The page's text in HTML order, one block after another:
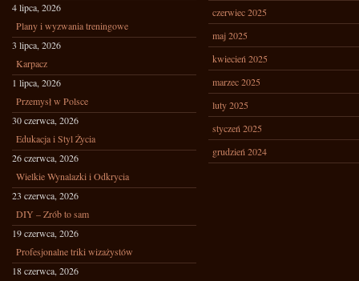
4 lipca, 2026
Plany i wyzwania treningowe
3 lipca, 2026
Karpacz
1 lipca, 2026
Przemysł w Polsce
30 czerwca, 2026
Edukacja i Styl Życia
26 czerwca, 2026
Wielkie Wynalazki i Odkrycia
23 czerwca, 2026
DIY – Zrób to sam
19 czerwca, 2026
Profesjonalne triki wizażystów
18 czerwca, 2026
czerwiec 2025
maj 2025
kwiecień 2025
marzec 2025
luty 2025
styczeń 2025
grudzień 2024